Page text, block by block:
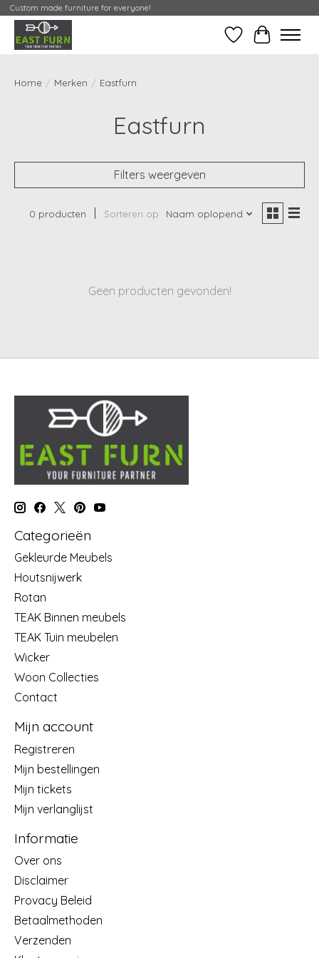
Custom made furniture for everyone!
Verlanglijst
Mijn
Home / Merken / Eastfurn
Eastfurn
Filters weergeven
0 producten Sorteren op Naam oplopend
Geen producten gevonden!
Categorieën
Gekleurde Meubels
Houtsnijwerk
Rotan
TEAK Binnen meubels
TEAK Tuin meubelen
Wicker
Woon Collecties
Contact
Mijn account
Registreren
Mijn bestellingen
Mijn tickets
Mijn verlanglijst
Informatie
Over ons
Disclaimer
Provacy Beleid
Betaalmethoden
Verzenden